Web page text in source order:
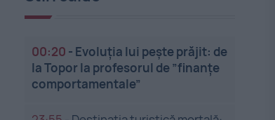
00:20 - Evoluția lui pește prăjit: de
la Topor la profesorul de ”finanțe
comportamentale”